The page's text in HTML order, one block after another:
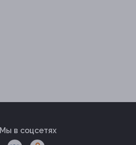
Мы в соцсетях